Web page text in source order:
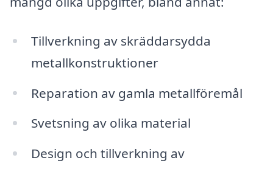
Tillverkning av skräddarsydda
metallkonstruktioner
Reparation av gamla metallföremål
Svetsning av olika material
Design och tillverkning av